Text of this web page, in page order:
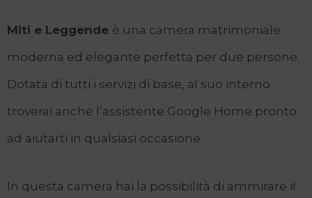
Miti e Leggende è una camera matrimoniale
moderna ed elegante perfetta per due persone.
Dotata di tutti i servizi di base, al suo interno
troverai anche l’assistente Google Home pronto
ad aiutarti in qualsiasi occasione.
In questa camera hai la possibilità di ammirare il